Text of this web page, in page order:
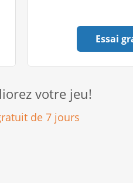
Essai
votre jeu!
de 7 jours